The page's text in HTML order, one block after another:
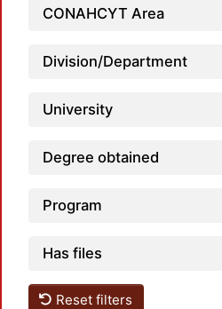
CONAHCYT Area
Division/Department
University
Degree obtained
Program
Has files
Reset filters